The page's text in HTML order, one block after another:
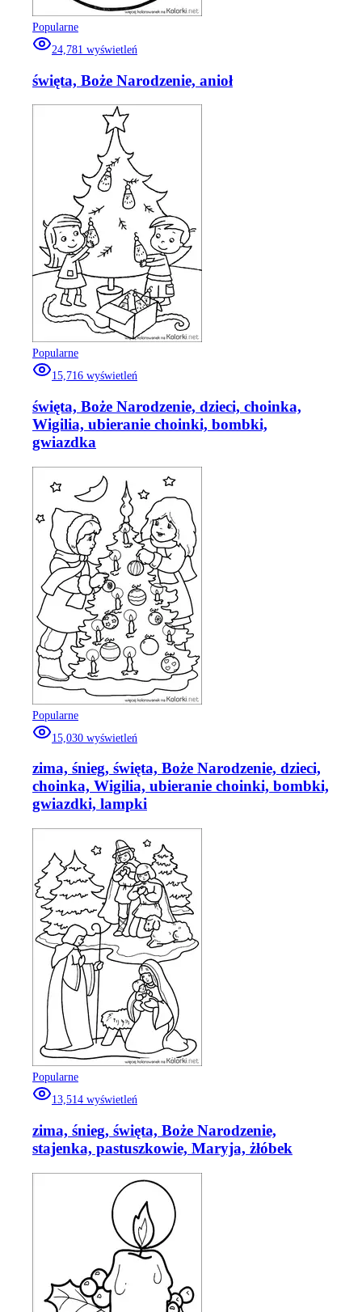
Popularne
24,781 wyświetleń
święta, Boże Narodzenie, anioł
Popularne
15,716 wyświetleń
święta, Boże Narodzenie, dzieci, choinka,
Wigilia, ubieranie choinki, bombki,
gwiazdka
Popularne
15,030 wyświetleń
zima, śnieg, święta, Boże Narodzenie, dzieci,
choinka, Wigilia, ubieranie choinki, bombki,
gwiazdki, lampki
Popularne
13,514 wyświetleń
zima, śnieg, święta, Boże Narodzenie,
stajenka, pastuszkowie, Maryja, żłóbek